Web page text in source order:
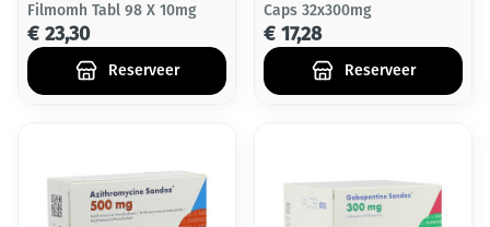
Filmomh Tabl 98 X 10mg
€ 23,30
Reserveer
Caps 32x300mg
€ 17,28
Reserveer